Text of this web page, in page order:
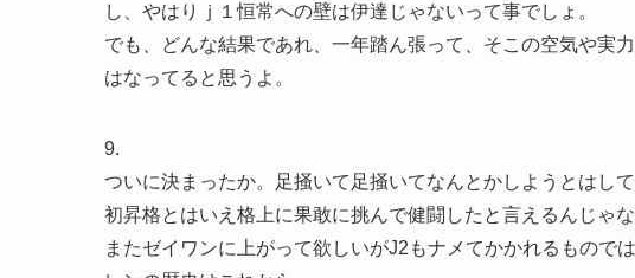
し、やはりｊ１恒常への壁は伊達じゃないって事でしょ。
でも、どんな結果であれ、一年踏ん張って、そこの空気や実
はなってると思うよ。
9.
ついに決まったか。足掻いて足掻いてなんとかしようとはし
初昇格とはいえ格上に果敢に挑んで健闘したと言えるんじゃな
またゼイワンに上がって欲しいがJ2もナメてかかれるもので